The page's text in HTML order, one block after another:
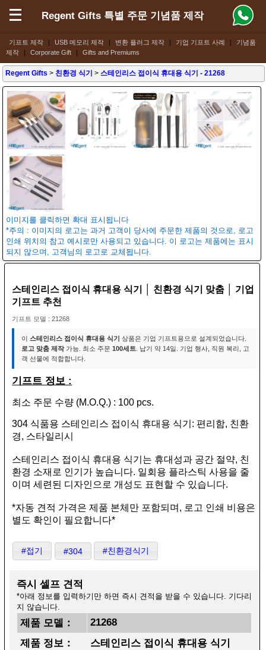
기프트 제작 | USB 메모리 제작 | 변환 플러그 제작 | 기업 기프트 사례 |
기념품
제작
| Corporate Gift | Gifts and Premiums
Regent Gifts 특별 주문 기념품 제작
Regent Gifts > 친환경 식기 >스테인리스 접이식 휴대용 식기 - 21268
이미지를 클릭하면 확대 표시됩니다
*주의 : 이미지의 로고는 과거 고객이 당사에 주문한 제품의 것으로, 로고
인쇄 위치의 참고 예시로만 사용되고 있습니다. 이 로고는 제품에는 표시
되지 않으며, 고객님의 로고로 교체됩니다.
스테인리스 접이식 휴대용 식기 │ 친환경 식기 맞춤 │ 기업
기프트 추천
기프트 모델 : 21268
이 스테인리스 접이식 휴대용 식기 상품은 기업 기프트용으로 설계되었습니다.
로고 맞춤 제작가능. 최소 주문 100세트 . 납기 약 14일. 기업 행사, 직원 복리, 고
객 선물에 적합합니다.
기프트 정보 :
최소 주문 수량 (M.O.Q.) : 100 pcs.
304 식품용 스테인리스 접이식 휴대용 식기: 편리함, 친환
경, 스타일리시
스테인리스 접이식 휴대용 식기는 휴대성과 공간 절약, 친
환경 소재로 인기가 높습니다. 일회용 플라스틱 사용을 줄
이며 세련된 디자인으로 개성도 표현할 수 있습니다.
*자동 견적 가격은 제품 본체만 포함되며, 로고 인쇄 비용은
별도 확인이 필요합니다*
#접기 #304 #친환경식기
즉시 셀프 견적
*아래 정보를 입력하기만 하면 즉시 견적을 받을 수 있습니다. 기다리
지 않습니다.
제품 모델：
21268
제품 정보：
스테인리스 접이식 휴대용 식기